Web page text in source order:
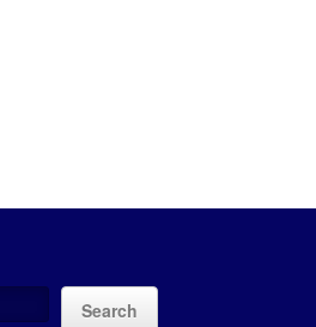
Search